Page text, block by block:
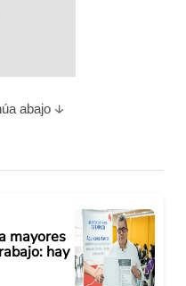
abajo
mayores
hay